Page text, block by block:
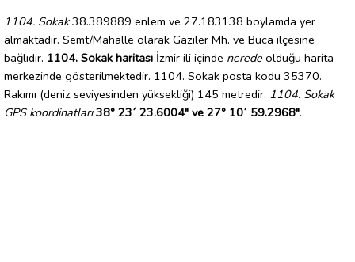
1104. Sokak38.389889 enlem ve 27.183138 boylamda yer
almaktadır. Semt/Mahalle olarak Gaziler Mh. ve Buca ilçesine
bağlıdır. 1104. Sokak haritası İzmir ili içinde nerede olduğu harita
merkezinde gösterilmektedir. 1104. Sokak posta kodu 35370.
Rakımı (deniz seviyesinden yüksekliği) 145 metredir. 1104. Sokak
GPS koordinatları 38° 23´ 23.6004" ve 27° 10´ 59.2968".